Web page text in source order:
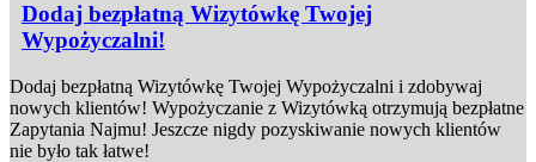
Dodaj bezpłatną Wizytówkę Twojej
Wypożyczalni!
Dodaj bezpłatną Wizytówkę Twojej Wypożyczalni i zdobywaj
nowych klientów! Wypożyczanie z Wizytówką otrzymują bezpłatne
Zapytania Najmu! Jeszcze nigdy pozyskiwanie nowych klientów
nie było tak łatwe!